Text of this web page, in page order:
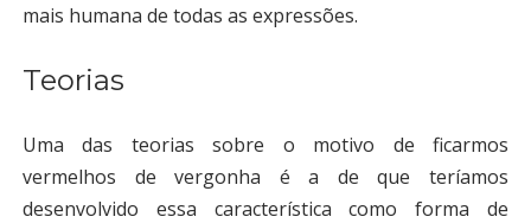
mais humana de todas as expressões.
Teorias
Uma das teorias sobre o motivo de ficarmos
vermelhos de vergonha é a de que teríamos
desenvolvido essa característica como forma de